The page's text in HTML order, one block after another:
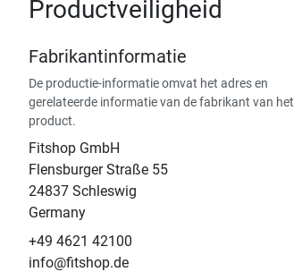
Productveiligheid
Fabrikantinformatie
De productie-informatie omvat het adres en
gerelateerde informatie van de fabrikant van het
product.
Fitshop GmbH
Flensburger Straße 55
24837 Schleswig
Germany
+49 4621 42100
info@fitshop.de